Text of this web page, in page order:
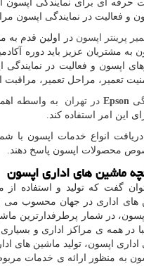
حرفه ای برای نمایندگی اپسون
و فعالیت در نمایندگی اپسون
پرینتر اپسون در اولین قدم به
مشتریان عزیز باید دوره
اپسون و فعالیت در
تعمیر، مراحل تعمیر،
Epsonدر تهران
به واسطه
این امر استفاده کند.
دریافت انواع خدمات اپسون با
محصولات اپسون پاسخ دهند.
ماشین های اداری اپسون
گفت که تولید و استفاده از
های اداری در جهان محسوب
در شمار پرطرفدارترین
در همه ی مراکز اداری و
اداری اپسون، تولید ماشین های
به منظور ارائه ی خدمات